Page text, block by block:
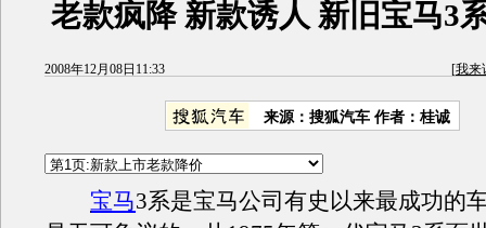
老款疯降 新款诱人 新旧宝马3
2008年12月08日11:33 [我来
来源：搜狐汽车 作者：桂诚
宝马3系是宝马公司有史以来最成功的